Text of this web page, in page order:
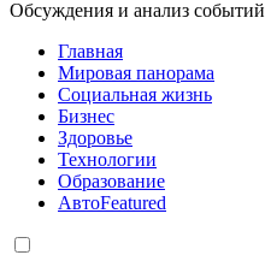
Обсуждения и анализ событий
Главная
Мировая панорама
Социальная жизнь
Бизнес
Здоровье
Технологии
Образование
АвтоFeatured